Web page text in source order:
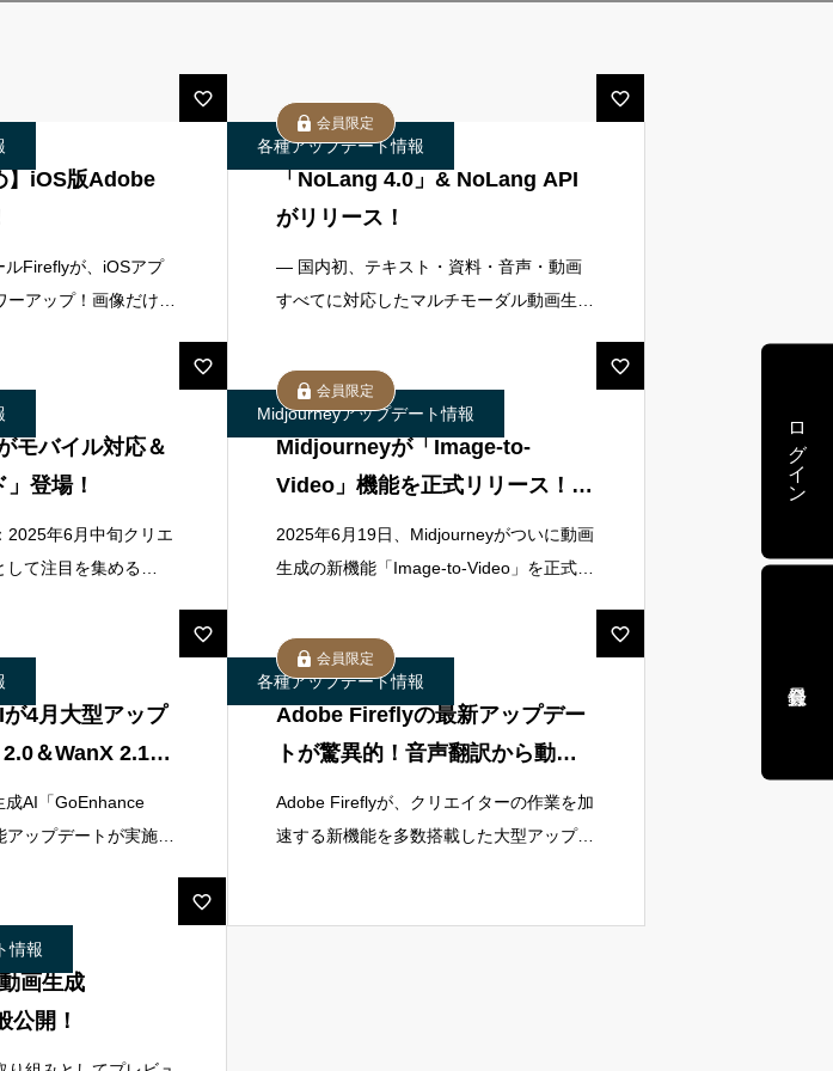
】iOS版Adobe
Fireflyが、iOSアプ
アップ！画像だけで
ティブツールとして進
よ
各種アップデート情報
会員限定
「NoLang 4.0」& NoLang API
がリリース！
― 国内初、テキスト・資料・音声・動画
すべてに対応したマルチモーダル動画生成
の動画生成AI「NoLang（ノーラン）」
が、最新版「NoLang
モバイル対応＆
登場！
2025年6月中旬クリエ
して注目を集める
した。プロフェッショ
ター
Midjourneyアップデート情報
会員限定
Midjourneyが「Image-to-
Video」機能を正式リリース！リ
アルタイム生成の未来へ向けた
第一歩
2025年6月19日、Midjourneyがついに動画
生成の新機能「Image-to-Video」を正式に
表は、リアルタイムで3D空間を動き回れ
るAIシステムと
4月大型アップ
＆WanX 2.1対
飛躍
成AI「GoEnhance
ップデートが実施さ
」と「WanX 2.1」
各種アップデート情報
会員限定
Adobe Fireflyの最新アップデー
トが驚異的！音声翻訳から動画
生成まで、AIクリエイティブが
さらに進化
Adobe Fireflyが、クリエイターの作業を加
速する新機能を多数搭載した大型アップデ
情報
画生成
公開！
ログイン